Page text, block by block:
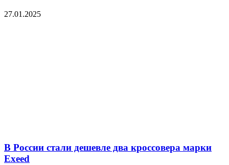
27.01.2025
В России стали дешевле два кроссовера марки
Exeed